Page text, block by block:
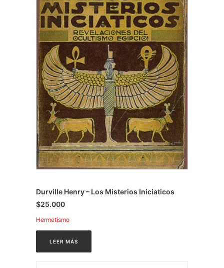
Durville Henry – Los Misterios Iniciaticos
$25.000
Hermetismo
LEER MÁS